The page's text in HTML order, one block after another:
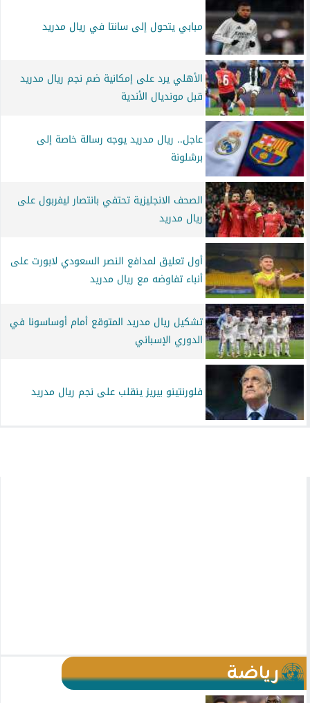
مبابي يتحول إلى سانتا في ريال مدريد
الأهلي يرد على إمكانية ضم نجم ريال مدريد
قبل مونديال الأندية
عاجل.. ريال مدريد يوجه رسالة خاصة إلى
برشلونة
الصحف الانجليزية تحتفي بانتصار ليفربول على
ريال مدريد
أول تعليق لمدافع النصر السعودي لابورت على
أنباء تفاوضه مع ريال مدريد
تشكيل ريال مدريد المتوقع أمام أوساسونا في
الدوري الإسباني
فلورنتينو بيريز ينقلب على نجم ريال مدريد
رياضة